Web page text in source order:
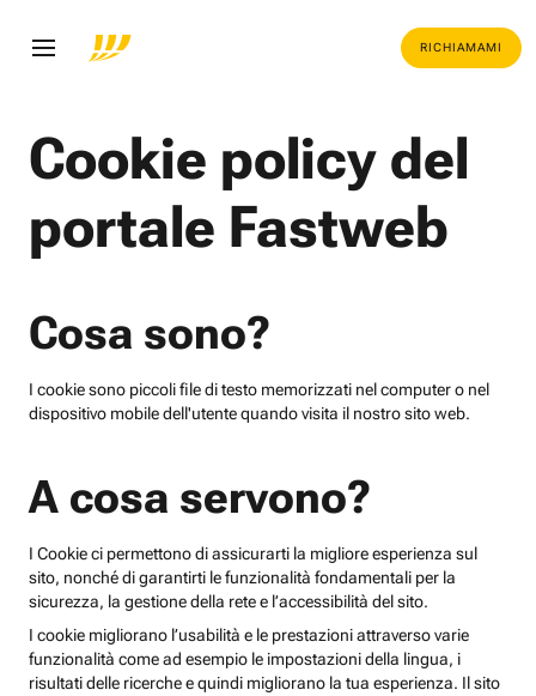
RICHIAMAMI
Cookie policy del
portale Fastweb
Cosa sono?
I cookie sono piccoli file di testo memorizzati nel computer o nel
dispositivo mobile dell'utente quando visita il nostro sito web.
A cosa servono?
I Cookie ci permettono di assicurarti la migliore esperienza sul
sito, nonché di garantirti le funzionalità fondamentali per la
sicurezza, la gestione della rete e l’accessibilità del sito.
I cookie migliorano l’usabilità e le prestazioni attraverso varie
funzionalità come ad esempio le impostazioni della lingua, i
risultati delle ricerche e quindi migliorano la tua esperienza. Il sito